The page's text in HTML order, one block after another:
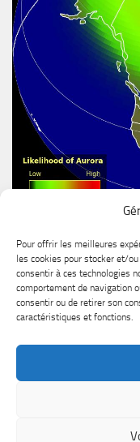
Pour offrir les meilleures
les cookies pour stocker et/
consentir à ces technologies
comportement de navigation
consentir ou de retirer son
caractéristiques et fonctions.